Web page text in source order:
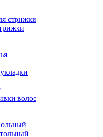
стрижки
волос